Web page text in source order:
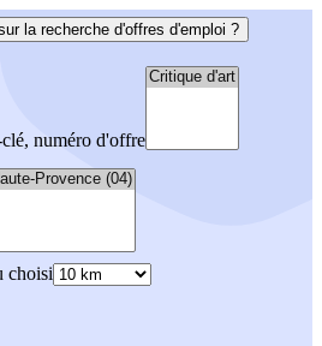
la recherche d'offres d'emploi ?
numéro d'offre
choisi